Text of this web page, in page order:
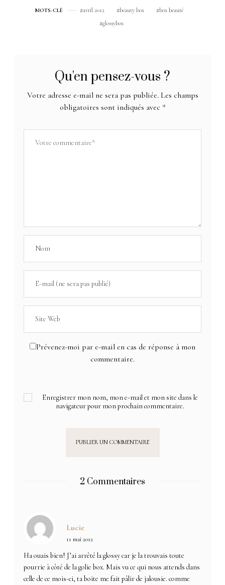
MOTS-CLÉ avril 2012 beauty box
box beauté
glossybox
Qu'en pensez-vous ?
Votre adresse e-mail ne sera pas publiée. Les champs
obligatoires sont indiqués avec *
Prévenez-moi par e-mail en cas de réponse à mon
commentaire.
Enregistrer mon nom, mon e-mail et mon site dans le
navigateur pour mon prochain commentaire.
2 Commentaires
Lucie
11 mai 2012
Ha ouais bien! J’ai arrêté la glossy car je la trouvais toute
pourrie à côté de la golie box. Mais vu ce qui nous attends dans
celle de ce mois-ci, ta boite me fait pâlir de jalousie. comme